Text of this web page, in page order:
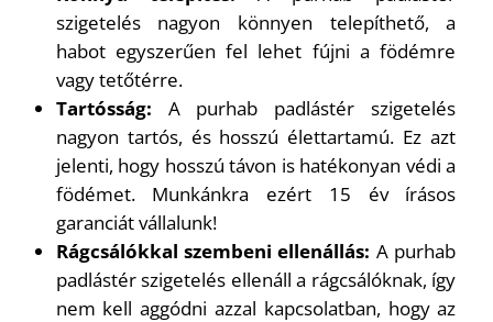
szigetelés nagyon könnyen telepíthető, a
habot egyszerűen fel lehet fújni a födémre
vagy tetőtérre.
Tartósság: A purhab padlástér szigetelés
nagyon tartós, és hosszú élettartamú. Ez azt
jelenti, hogy hosszú távon is hatékonyan védi a
födémet. Munkánkra ezért 15 év írásos
garanciát vállalunk!
Rágcsálókkal szembeni ellenállás: A purhab
padlástér szigetelés ellenáll a rágcsálóknak, így
nem kell aggódni azzal kapcsolatban, hogy az